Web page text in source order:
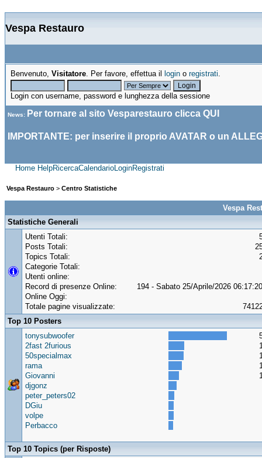
Vespa Restauro
Benvenuto, Visitatore. Per favore, effettua il login o registrati.
Login con username, password e lunghezza della sessione
News: Per tornare al sito Vesparestauro clicca QUI
IMPORTANTE: per inserire il proprio AVATAR o un
Home HelpRicercaCalendarioLoginRegistrati
Vespa Restauro > Centro Statistiche
Vespa
Statistiche Generali
Utenti Totali:
Posts Totali:
Topics Totali:
Categorie Totali:
Utenti online:
Record di presenze Online:
194 - Sabato 25/Aprile/2026
Online Oggi:
Totale pagine visualizzate:
Top 10 Posters
tonysubwoofer
2fast 2furious
50specialmax
rama
Giovanni
djgonz
peter_peters02
DGiu
volpe
Perbacco
Top 10 Topics (per Risposte)